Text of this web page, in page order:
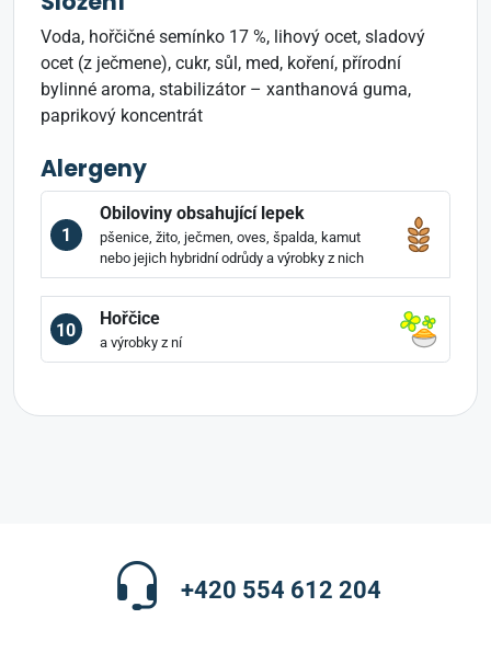
Voda, hořčičné semínko 17 %, lihový ocet, sladový
ocet (z ječmene), cukr, sůl, med, koření, přírodní
bylinné aroma, stabilizátor – xanthanová guma,
paprikový koncentrát
Alergeny
1
Obiloviny obsahující lepek
pšenice, žito, ječmen, oves, špalda, kamut
nebo jejich hybridní odrůdy a výrobky z nich
10
Hořčice
a výrobky z ní
+420 554 612 204